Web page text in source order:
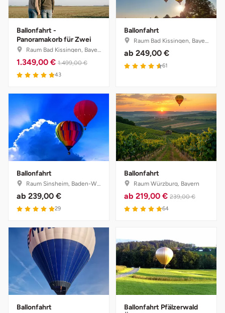
Ballonfahrt -
Panoramakorb für Zwei
Raum Bad Kissingen, Bayern
1.349,00 € 1.499,00 €
43
Ballonfahrt
Raum Bad Kissingen, Bayern
ab 249,00 €
61
Ballonfahrt
Raum Sinsheim, Baden-Württemberg
ab 239,00 €
29
Ballonfahrt
Raum Würzburg, Bayern
ab 219,00 € 239,00 €
64
Ballonfahrt
Ballonfahrt Pfälzerwald